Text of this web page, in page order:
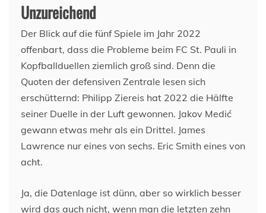
Unzureichend
Der Blick auf die fünf Spiele im Jahr 2022
offenbart, dass die Probleme beim FC St. Pauli in
Kopfballduellen ziemlich groß sind. Denn die
Quoten der defensiven Zentrale lesen sich
erschütternd: Philipp Ziereis hat 2022 die Hälfte
seiner Duelle in der Luft gewonnen. Jakov Medić
gewann etwas mehr als ein Drittel. James
Lawrence nur eines von sechs. Eric Smith eines von
acht.
Ja, die Datenlage ist dünn, aber so wirklich besser
wird das auch nicht, wenn man die letzten zehn